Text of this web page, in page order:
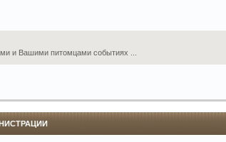
и Вашими питомцами событиях ...